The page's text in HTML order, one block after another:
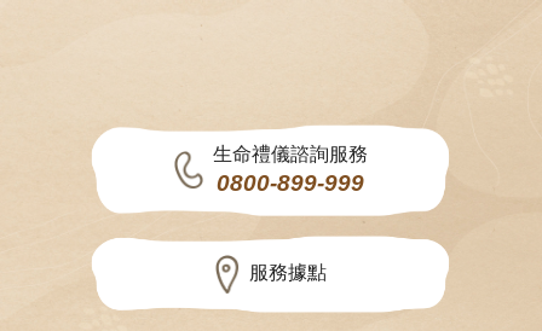
生命禮儀諮詢服務
0800-899-999
服務據點